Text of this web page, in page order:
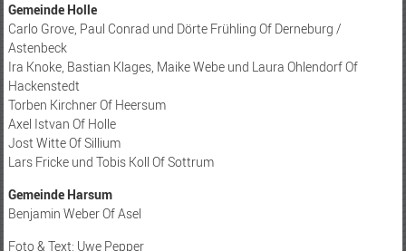
Gemeinde Holle
Carlo Grove, Paul Conrad und Dörte Frühling Of Derneburg /
Astenbeck
Ira Knoke, Bastian Klages, Maike Webe und Laura Ohlendorf Of
Hackenstedt
Torben Kirchner Of Heersum
Axel Istvan Of Holle
Jost Witte Of Sillium
Lars Fricke und Tobis Koll Of Sottrum
Gemeinde Harsum
Benjamin Weber Of Asel
Foto & Text: Uwe Pepper